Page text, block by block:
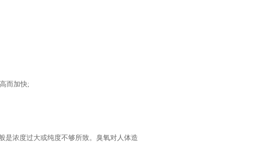
而加快;
是浓度过大或纯度不够所致。臭氧对人体造